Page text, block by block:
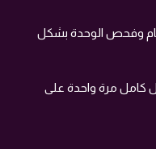
وفحص الوحدة بشكل
كامل مرة واحدة على